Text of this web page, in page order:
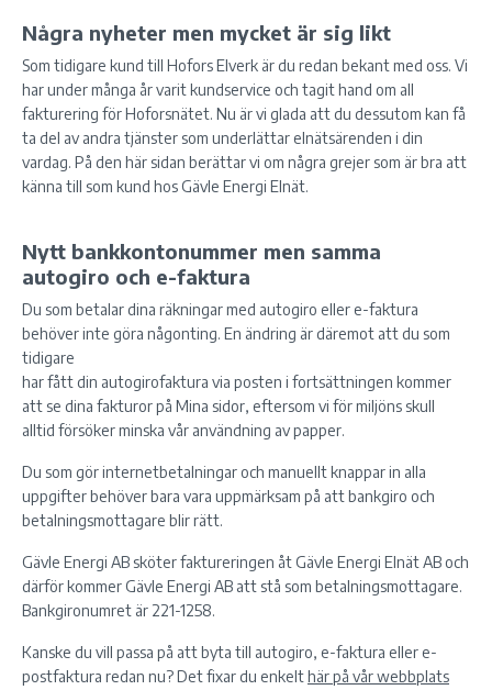
Några nyheter men mycket är sig likt
Som tidigare kund till Hofors Elverk är du redan bekant med oss. Vi
har under många år varit kundservice och tagit hand om all
fakturering för Hoforsnätet. Nu är vi glada att du dessutom kan få
ta del av andra tjänster som underlättar elnätsärenden i din
vardag. På den här sidan berättar vi om några grejer som är bra att
känna till som kund hos Gävle Energi Elnät.
Nytt bankkontonummer men samma
autogiro och e-faktura
Du som betalar dina räkningar med autogiro eller e-faktura
behöver inte göra någonting. En ändring är däremot att du som
tidigare
har fått din autogirofaktura via posten i fortsättningen kommer
att se dina fakturor på Mina sidor, eftersom vi för miljöns skull
alltid försöker minska vår användning av papper.
Du som gör internetbetalningar och manuellt knappar in alla
uppgifter behöver bara vara uppmärksam på att bankgiro och
betalningsmottagare blir rätt.
Gävle Energi AB sköter faktureringen åt Gävle Energi Elnät AB och
därför kommer Gävle Energi AB att stå som betalningsmottagare.
Bankgironumret är 221-1258.
Kanske du vill passa på att byta till autogiro, e-faktura eller e-
postfaktura redan nu? Det fixar du enkelthär på vår webbplats